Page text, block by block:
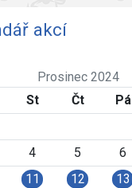
akcí
Prosinec 2024
St Čt Pá
4 5 6
11 12 13